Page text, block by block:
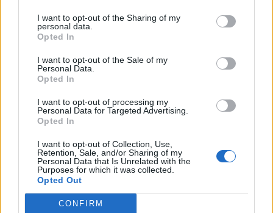
I want to opt-out of the Sharing of my
personal data.
Opted In
I want to opt-out of the Sale of my
Personal Data.
Opted In
I want to opt-out of processing my
Personal Data for Targeted Advertising.
Opted In
I want to opt-out of Collection, Use,
Retention, Sale, and/or Sharing of my
Personal Data that Is Unrelated with the
Purposes for which it was collected.
Opted Out
CONFIRM
Siguenos en las redes sociales!
MasterSEOSEM somos Agencia de publicidad certificada para
gestionar campañas de
Copyright © masterseosem.com All Rights Reserved - Aviso legal